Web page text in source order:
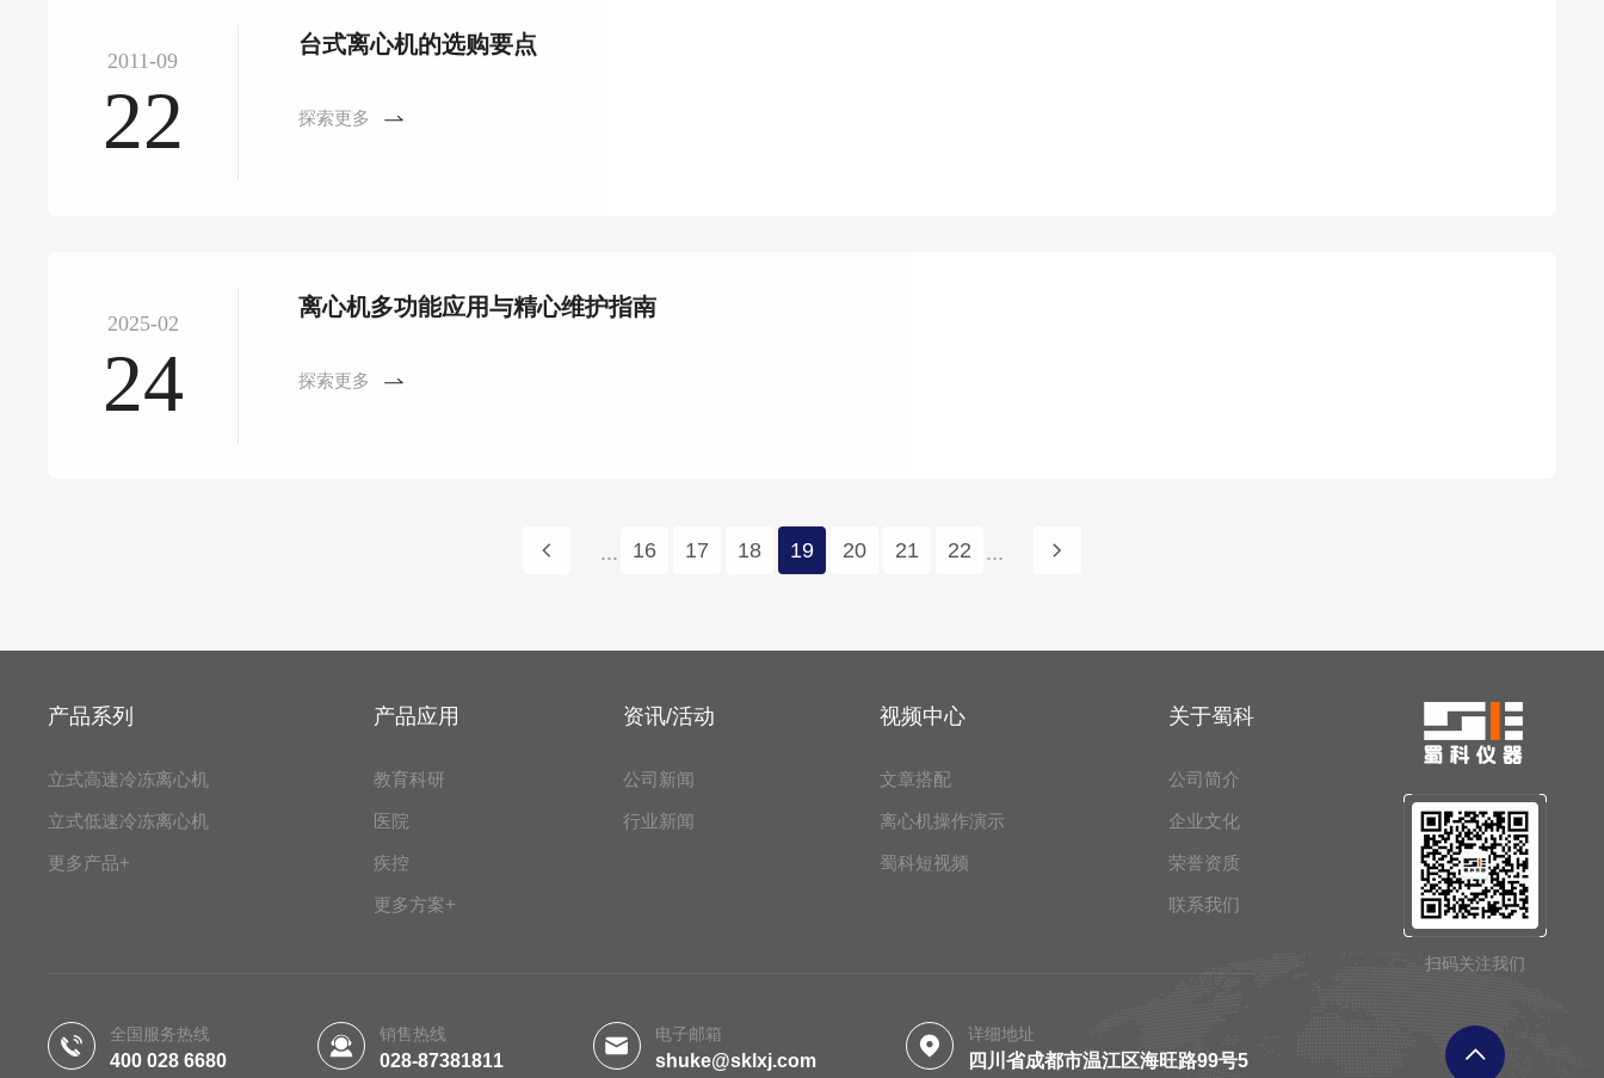
2011-09
22
台式离心机的选购要点
探索更多
2025-02
24
离心机多功能应用与精心维护指南
探索更多
... 16 17 18 19 20 21 22 ...
产品系列
立式高速冷冻离心机
立式低速冷冻离心机
更多产品+
产品应用
教育科研
医院
疾控
更多方案+
资讯/活动
公司新闻
行业新闻
视频中心
文章搭配
离心机操作演示
蜀科短视频
关于蜀科
公司简介
企业文化
荣誉资质
联系我们
全国服务热线
400 028 6680
销售热线
028-87381811
电子邮箱
shuke@sklxj.com
详细地址
四川省成都市温江区海旺路99号5
扫码关注我们